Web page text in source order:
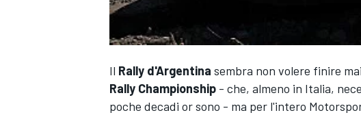
Il Rally d'Argentina sembra non volere finire
Rally Championship - che, almeno in Italia,
poche decadi or sono - ma per l'intero